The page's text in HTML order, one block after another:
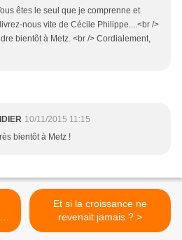
êtes le seul que je comprenne et
nous vite de Cécile Philippe....<br />
bientôt à Metz. <br /> Cordialement,
10/11/2015 11:15
bientôt à Metz !
Et si la croissance ne
revenait jamais ? >